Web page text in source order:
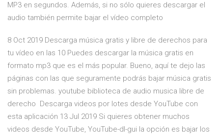
MP3 en segundos. Además, si no sólo quieres descargar el
audio también permite bajar el vídeo completo
8 Oct 2019 Descarga música gratis y libre de derechos para
tu vídeo en las 10 Puedes descargar la música gratis en
formato mp3 que es el más popular. Bueno, aquí te dejo las
páginas con las que seguramente podrás bajar música gratis
sin problemas. youtube biblioteca de audio musica libre de
derecho Descarga videos por lotes desde YouTube con
esta aplicación 13 Jul 2019 Si quieres obtener muchos
videos desde YouTube, YouTube-dl-gui la opción es bajar los